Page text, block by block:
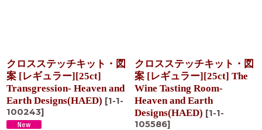
クロスステッチキット・図
案 [レギュラー][25ct]
Transgression- Heaven and
Earth Designs(HAED) [1-1-
100243]
クロスステッチキット・図
案 [レギュラー][25ct] The
Wine Tasting Room-
Heaven and Earth
Designs(HAED) [1-1-
105586]